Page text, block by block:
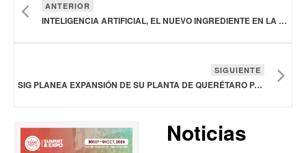
ANTERIOR
INTELIGENCIA ARTIFICIAL, EL NUEVO INGREDIENTE EN LA INDUSTRIA PANIFICADORA
SIGUIENTE
SIG PLANEA EXPANSIÓN DE SU PLANTA DE QUERÉTARO PARA DUPLICAR SU PRODUCCIÓN EN NORTEAMÉRICA
Noticias